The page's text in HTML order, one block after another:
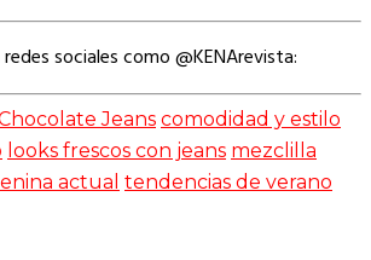
sociales como @KENArevista:
Jeans comodidad y estilo
looks frescos con jeans mezclilla
actual tendencias de verano